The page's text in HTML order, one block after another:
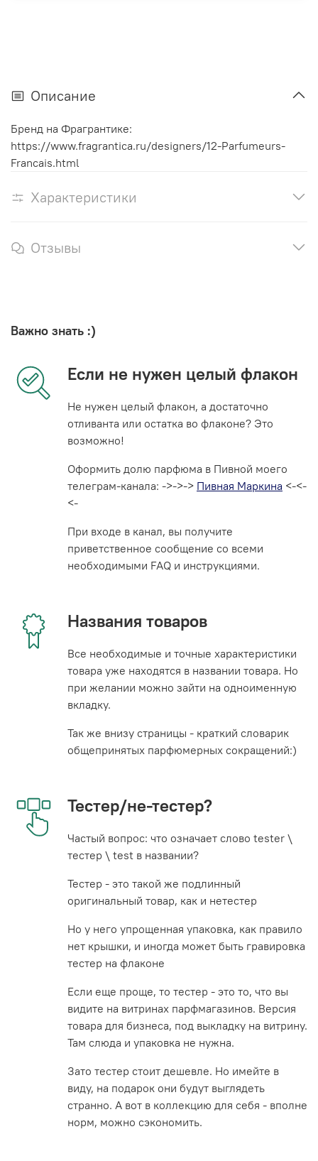
Описание
Бренд на Фрагрантике:
https://www.fragrantica.ru/designers/12-Parfumeurs-
Francais.html
Характеристики
Отзывы
Важно знать :)
Если не нужен целый флакон
Не нужен целый флакон, а достаточно
отливанта или остатка во флаконе? Это
возможно!
Оформить долю парфюма в Пивной моего
телеграм-канала: ->->-> Пивная Маркина <-<-
<-
При входе в канал, вы получите
приветственное сообщение со всеми
необходимыми FAQ и инструкциями.
Названия товаров
Все необходимые и точные характеристики
товара уже находятся в названии товара. Но
при желании можно зайти на одноименную
вкладку.
Так же внизу страницы - краткий словарик
общепринятых парфюмерных сокращений:)
Тестер/не-тестер?
Частый вопрос: что означает слово tester \
тестер \ test в названии?
Тестер - это такой же подлинный
оригинальный товар, как и нетестер
Но у него упрощенная упаковка, как правило
нет крышки, и иногда может быть гравировка
тестер на флаконе
Если еще проще, то тестер - это то, что вы
видите на витринах парфмагазинов. Версия
товара для бизнеса, под выкладку на витрину.
Там слюда и упаковка не нужна.
Зато тестер стоит дешевле. Но имейте в
виду, на подарок они будут выглядеть
странно. А вот в коллекцию для себя - вполне
норм, можно сэкономить.